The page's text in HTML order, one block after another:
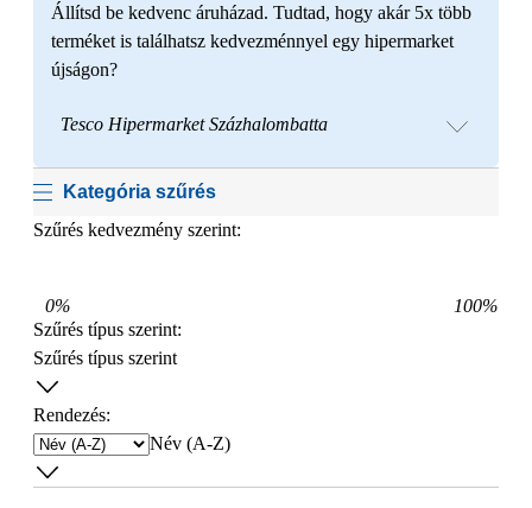
Állítsd be kedvenc áruházad. Tudtad, hogy akár 5x több
terméket is találhatsz kedvezménnyel egy hipermarket
újságon?
Tesco Hipermarket Százhalombatta
Kategória szűrés
Szűrés kedvezmény szerint:
0% 100%
Szűrés típus szerint:
Szűrés típus szerint
Rendezés:
Név (A-Z)